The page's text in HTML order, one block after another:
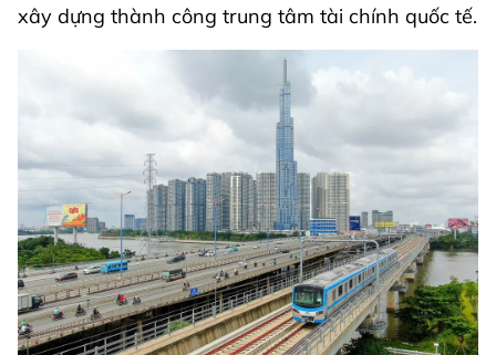
xây dựng thành công trung tâm tài chính quốc tế.